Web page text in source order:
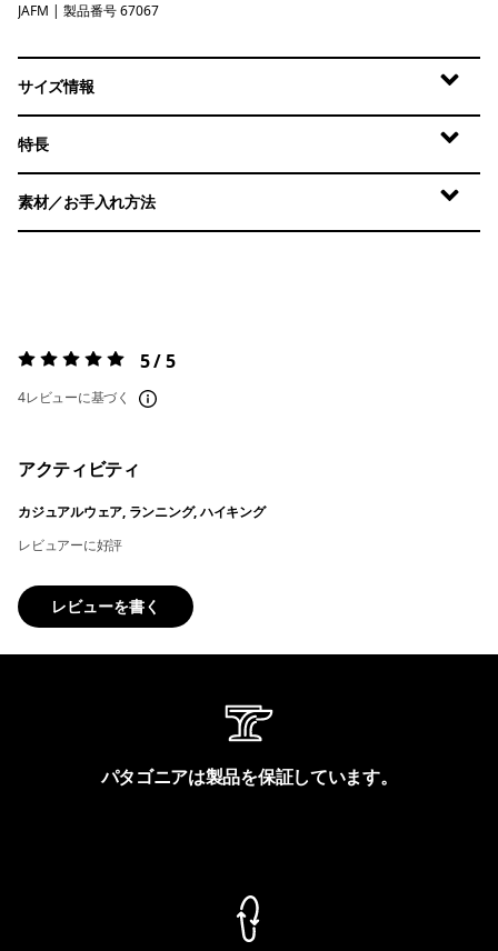
Jaggy: Faded Magenta
JAFM | 製品番号 67067
サイズ情報
特長
素材／お手入れ方法
評価:5 / 5 5 / 5
4レビューに基づく
アクティビティ
カジュアルウェア, ランニング, ハイキング
レビュアーに好評
レビューを書く
パタゴニアは製品を保証しています。